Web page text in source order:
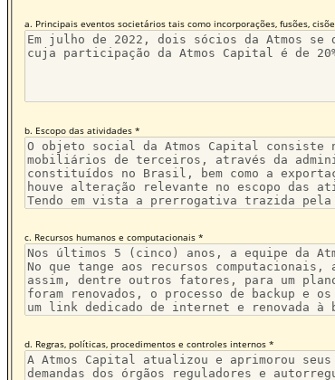
a. Principais eventos societários tais como incorporações, fusões,
b. Escopo das atividades *
c. Recursos humanos e computacionais *
d. Regras, políticas, procedimentos e controles internos *